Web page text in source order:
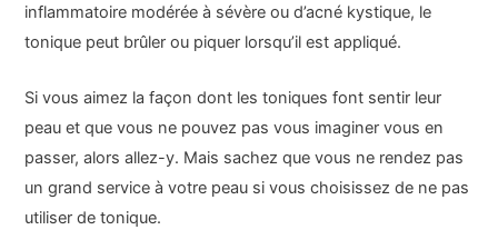
inflammatoire modérée à sévère ou d’acné kystique, le
tonique peut brûler ou piquer lorsqu’il est appliqué.
Si vous aimez la façon dont les toniques font sentir leur
peau et que vous ne pouvez pas vous imaginer vous en
passer, alors allez-y. Mais sachez que vous ne rendez pas
un grand service à votre peau si vous choisissez de ne pas
utiliser de tonique.